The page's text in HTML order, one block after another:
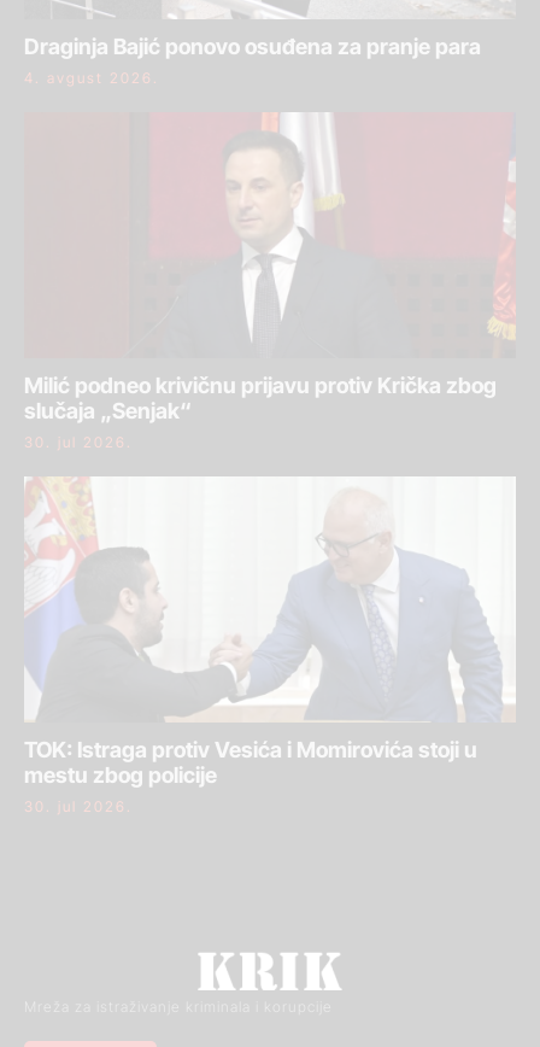
Draginja Bajić ponovo osuđena za pranje para
4. avgust 2026.
Milić podneo krivičnu prijavu protiv Krička zbog
slučaja „Senjak“
30. jul 2026.
TOK: Istraga protiv Vesića i Momirovića stoji u
mestu zbog policije
30. jul 2026.
Mreža za istraživanje kriminala i korupcije